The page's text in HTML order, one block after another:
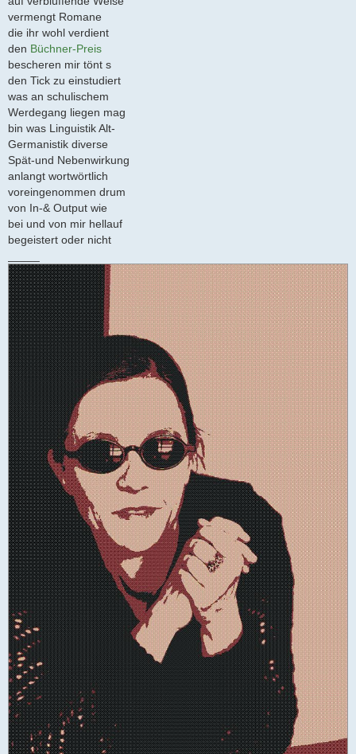
vermengt Romane
die ihr wohl verdient
den Büchner-Preis
bescheren mir tönt s
den Tick zu einstudiert
was an schulischem
Werdegang liegen mag
bin was Linguistik Alt-
Germanistik diverse
Spät-und Nebenwirkung
anlangt wortwörtlich
voreingenommen drum
von In-& Output wie
bei und von mir hellauf
begeistert oder nicht